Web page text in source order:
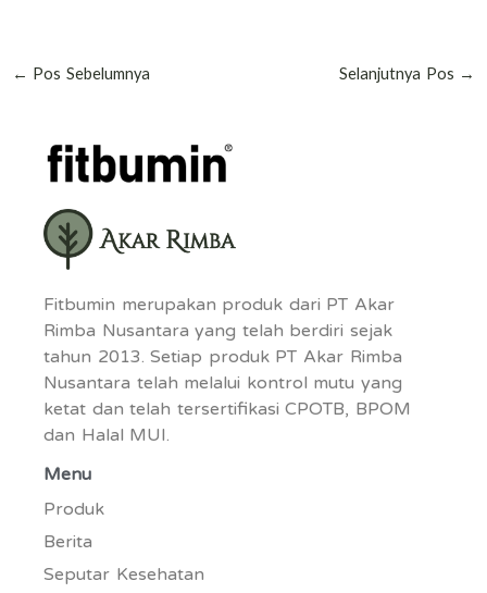
← Pos Sebelumnya Selanjutnya Pos →
Fitbumin merupakan produk dari PT Akar
Rimba Nusantara yang telah berdiri sejak
tahun 2013. Setiap produk PT Akar Rimba
Nusantara telah melalui kontrol mutu yang
ketat dan telah tersertifikasi CPOTB, BPOM
dan Halal MUI.
Menu
Produk
Berita
Seputar Kesehatan